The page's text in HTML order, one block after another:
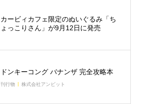
カービィカフェ限定のぬいぐるみ「ち
ょっこりさん」が9月12日に発売
ドンキーコング バナンザ 完全攻略本
刊行物 株式会社アンビット